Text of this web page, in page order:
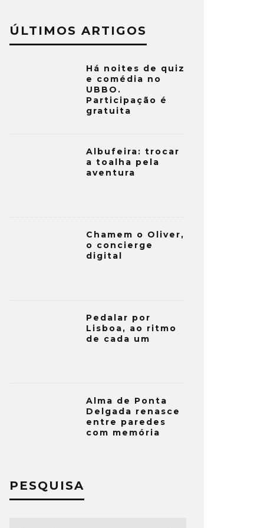
ÚLTIMOS ARTIGOS
Há noites de quiz
e comédia no
UBBO.
Participação é
gratuita
Albufeira: trocar
a toalha pela
aventura
Chamem o Oliver,
o concierge
digital
Pedalar por
Lisboa, ao ritmo
de cada um
Alma de Ponta
Delgada renasce
entre paredes
com memória
PESQUISA